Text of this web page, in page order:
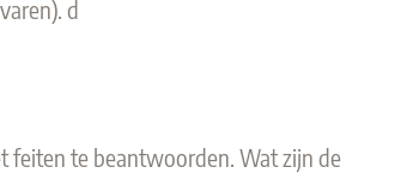
d
feiten te beantwoorden. Wat zijn de